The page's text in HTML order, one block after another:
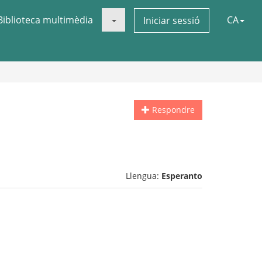
multimèdia Iniciar sessió CA
Respondre
Llengua: Esperanto